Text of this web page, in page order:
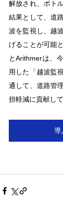
解放され、ボト
結果として、道
波を監視し、越
げることが可能
とArithmerは、
用した「越波監
通して、道路管
担軽減に貢献して
導